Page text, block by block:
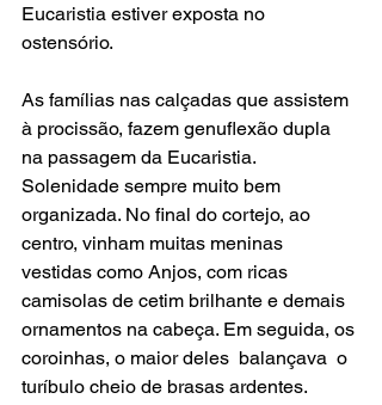
Eucaristia estiver exposta no
ostensório.
As famílias nas calçadas que assistem
à procissão, fazem genuflexão dupla
na passagem da Eucaristia.
Solenidade sempre muito bem
organizada. No final do cortejo, ao
centro, vinham muitas meninas
vestidas como Anjos, com ricas
camisolas de cetim brilhante e demais
ornamentos na cabeça. Em seguida, os
coroinhas, o maior deles  balançava  o
turíbulo cheio de brasas ardentes.